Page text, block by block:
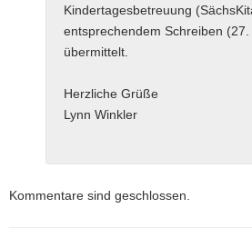
Kindertagesbetreuung
entsprechendem Schreiben
übermittelt.
Herzliche Grüße
Lynn Winkler
Kommentare sind geschlossen.